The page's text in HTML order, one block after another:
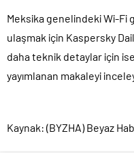
Meksika genelindeki Wi-Fi
ulaşmak için Kaspersky
daha teknik detaylar için
yayımlanan makaleyi
Kaynak: (BYZHA) Beyaz